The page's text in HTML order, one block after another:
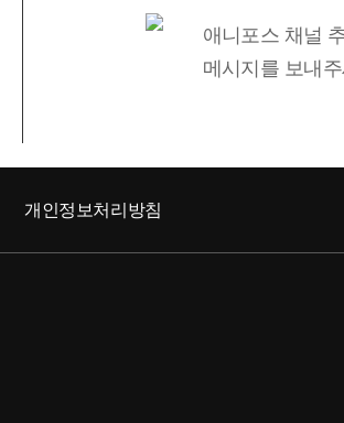
애니포스 채널
메시지를 보내
개인정보처리방침